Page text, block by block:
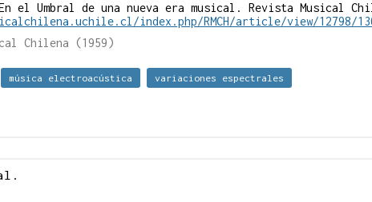
el Umbral de una nueva era musical. Revista Musical
index.php/RMCH/article/view/12798/
Chilena (1959)
música electroacústica variaciones espectrales